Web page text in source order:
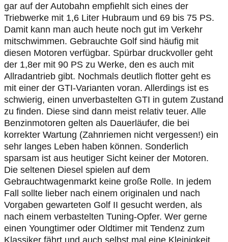
gar auf der Autobahn empfiehlt sich eines der
Triebwerke mit 1,6 Liter Hubraum und 69 bis 75 PS.
Damit kann man auch heute noch gut im Verkehr
mitschwimmen. Gebrauchte Golf sind häufig mit
diesen Motoren verfügbar. Spürbar druckvoller geht
der 1,8er mit 90 PS zu Werke, den es auch mit
Allradantrieb gibt. Nochmals deutlich flotter geht es
mit einer der GTI-Varianten voran. Allerdings ist es
schwierig, einen unverbastelten GTI in gutem Zustand
zu finden. Diese sind dann meist relativ teuer. Alle
Benzinmotoren gelten als Dauerläufer, die bei
korrekter Wartung (Zahnriemen nicht vergessen!) ein
sehr langes Leben haben können. Sonderlich
sparsam ist aus heutiger Sicht keiner der Motoren.
Die seltenen Diesel spielen auf dem
Gebrauchtwagenmarkt keine große Rolle. In jedem
Fall sollte lieber nach einem originalen und nach
Vorgaben gewarteten Golf II gesucht werden, als
nach einem verbastelten Tuning-Opfer. Wer gerne
einen Youngtimer oder Oldtimer mit Tendenz zum
Klassiker fährt und auch selbst mal eine Kleinigkeit